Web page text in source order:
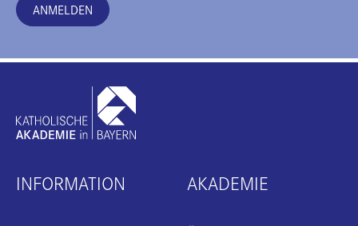
ANMELDEN
INFORMATION AKADEMIE